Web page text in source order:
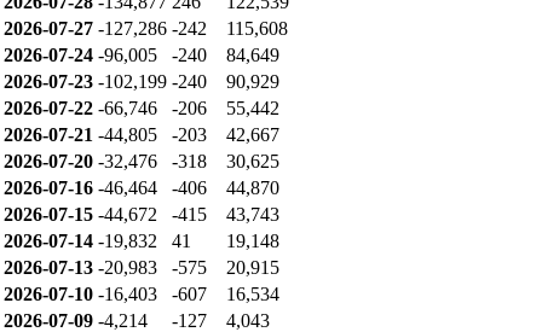
2026-07-27 -127,286 -242
115,608
2026-07-24 -96,005 -240
84,649
2026-07-23 -102,199 -240
90,929
2026-07-22 -66,746 -206
55,442
2026-07-21 -44,805 -203
42,667
2026-07-20 -32,476 -318
30,625
2026-07-16 -46,464 -406
44,870
2026-07-15 -44,672 -415
43,743
2026-07-14 -19,832 41
19,148
2026-07-13 -20,983 -575
20,915
2026-07-10 -16,403 -607
16,534
2026-07-09 -4,214 -127 4,043